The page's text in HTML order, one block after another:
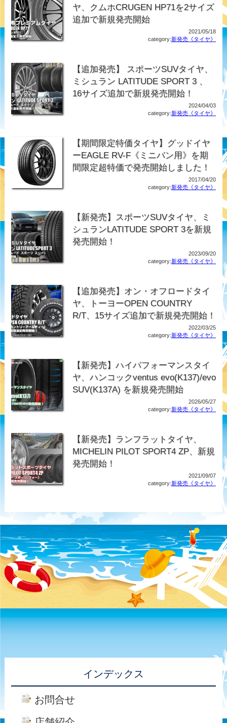
ヤ、クムホCRUGEN HP71を2サイズ
追加で新規発売開始
2021/05/18
category:新発売《タイヤ》
【追加発売】 スポーツSUVタイヤ、
ミシュラン LATITUDE SPORT 3 、
16サイズ追加で新規発売開始！
2024/04/03
category:新発売《タイヤ》
【期間限定特価タイヤ】グッドイヤ
ーEAGLE RV-F《ミニバン用》を期
間限定超特価で発売開始しました！
2017/04/20
category:新発売《タイヤ》
【新発売】スポーツSUVタイヤ、ミ
シュランLATITUDE SPORT 3を新規
発売開始！
2023/09/20
category:新発売《タイヤ》
【追加発売】オン・オフロードタイ
ヤ、トーヨーOPEN COUNTRY
R/T、15サイズ追加で新規発売開始！
2022/03/25
category:新発売《タイヤ》
【新発売】ハイパフォーマンスタイ
ヤ、ハンコックventus evo(K137)/evo
SUV(K137A) を新規発売開始
2026/05/27
category:新発売《タイヤ》
【新発売】ランフラットタイヤ、
MICHELIN PILOT SPORT4 ZP、新規
発売開始！
2021/09/07
category:新発売《タイヤ》
インデックス
お問合せ